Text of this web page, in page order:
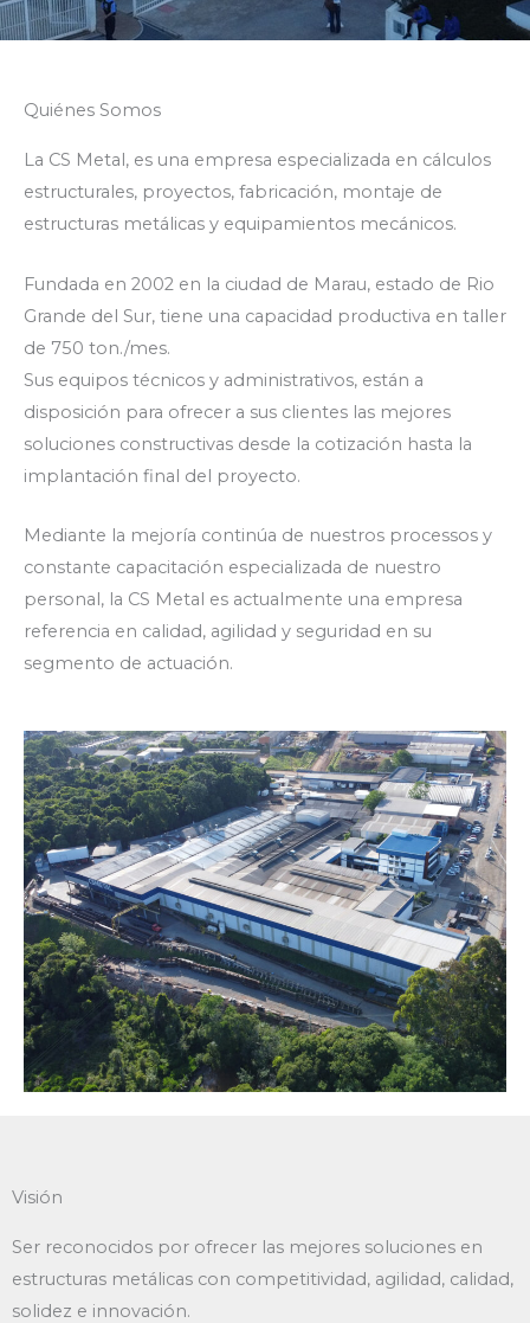
Quiénes Somos
La CS Metal, es una empresa especializada en cálculos
estructurales, proyectos, fabricación, montaje de
estructuras metálicas y equipamientos mecánicos.
Fundada en 2002 en la ciudad de Marau, estado de Rio
Grande del Sur, tiene una capacidad productiva en taller
de 750 ton./mes.
Sus equipos técnicos y administrativos, están a
disposición para ofrecer a sus clientes las mejores
soluciones constructivas desde la cotización hasta la
implantación final del proyecto.
Mediante la mejoría continúa de nuestros processos y
constante capacitación especializada de nuestro
personal, la CS Metal es actualmente una empresa
referencia en calidad, agilidad y seguridad en su
segmento de actuación.
Visión
Ser reconocidos por ofrecer las mejores soluciones en
estructuras metálicas con competitividad, agilidad, calidad,
solidez e innovación.